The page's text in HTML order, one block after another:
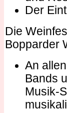
Der
Die
Bopparder
An
Bands
Musik-